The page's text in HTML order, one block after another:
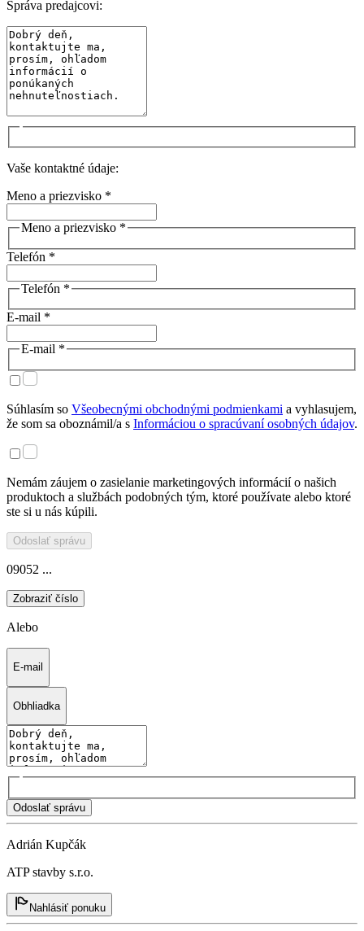
Správa predajcovi:
Vaše kontaktné údaje:
Meno a priezvisko *
Meno a priezvisko *
Telefón *
Telefón *
E-mail *
E-mail *
Súhlasím so Všeobecnými obchodnými podmienkami a vyhlasujem,
že som sa oboznámil/a s Informáciou o spracúvaní osobných údajov.
Nemám záujem o zasielanie marketingových informácií o našich
produktoch a službách podobných tým, ktoré používate alebo ktoré
ste si u nás kúpili.
Odoslať správu
09052 ...
Zobraziť číslo
Alebo
E-mail
Obhliadka
Odoslať správu
Adrián Kupčák
ATP stavby s.r.o.
Nahlásiť ponuku